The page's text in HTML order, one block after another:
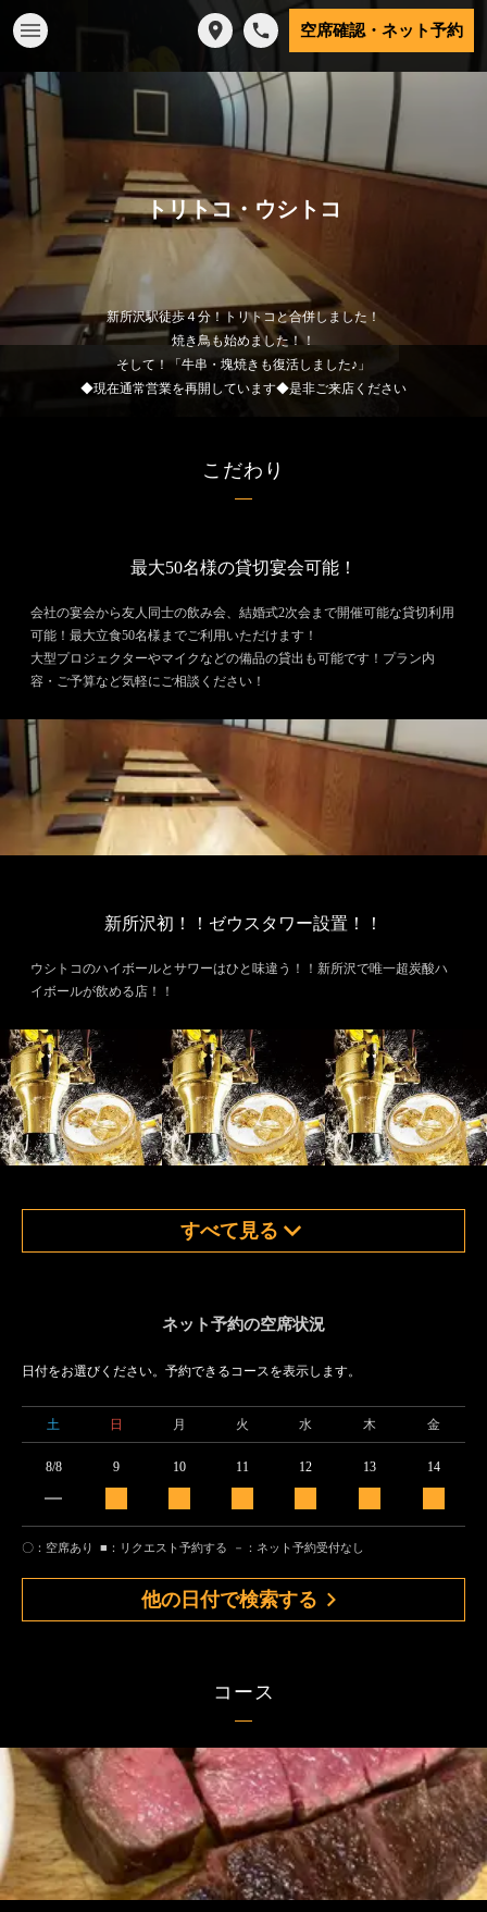
空席確認・ネット予約
トリトコ・ウシトコ
新所沢駅徒歩４分！トリトコと合併しました！
焼き鳥も始めました！！
そして！「牛串・塊焼きも復活しました♪」
◆現在通常営業を再開しています◆是非ご来店ください
こだわり
最大50名様の貸切宴会可能！
会社の宴会から友人同士の飲み会、結婚式2次会まで開催可能な貸切利用
可能！最大立食50名様までご利用いただけます！
大型プロジェクターやマイクなどの備品の貸出も可能です！プラン内
容・ご予算など気軽にご相談ください！
新所沢初！！ゼウスタワー設置！！
ウシトコのハイボールとサワーはひと味違う！！新所沢で唯一超炭酸ハ
イボールが飲める店！！
すべて見る
ネット予約の空席状況
日付をお選びください。予約できるコースを表示します。
土 日 月 火 水 木 金
8/8 9 10 11 12 13 14
〇：空席あり ■：リクエスト予約する －：ネット予約受付なし
他の日付で検索する
コース